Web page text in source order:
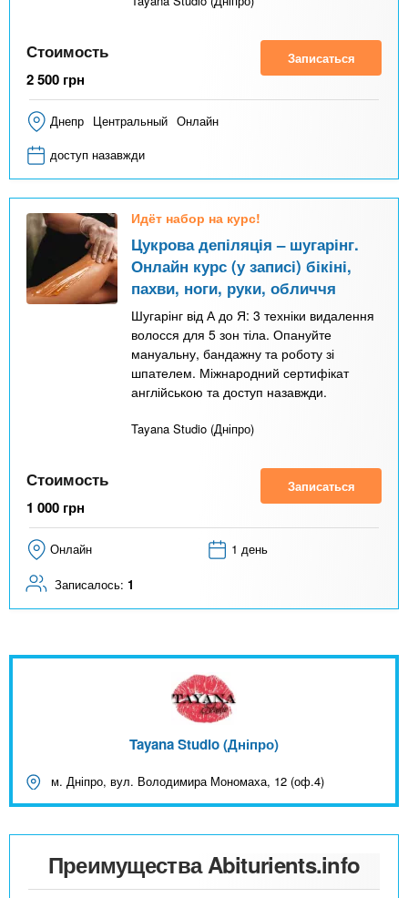
Стоимость
2 500 грн
Записаться
Днепр Центральный Онлайн
доступ назавжди
Идёт набор на курс!
Цукрова депіляція – шугарінг.
Онлайн курс (у записі) бікіні,
пахви, ноги, руки, обличчя
Шугарінг від А до Я: 3 техніки видалення
волосся для 5 зон тіла. Опануйте
мануальну, бандажну та роботу зі
шпателем. Міжнародний сертифікат
англійською та доступ назавжди.
Tayana Studio (Дніпро)
Стоимость
1 000 грн
Записаться
Онлайн 1 день
Записалось: 1
Tayana Studio (Дніпро)
м. Дніпро, вул. Володимира Мономаха, 12 (оф.4)
Преимущества Abiturients.info